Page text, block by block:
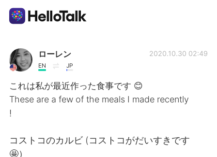
App di scambio linguistico
AI Grammar Checker
Italiano
English 简体中文
ローレン
EN JP
2020.10.30 02:49
これは私が最近作った食事です 😊
These are a few of the meals I made recently
!
コストコのカルビ (コストコがだいすきです
🤩）